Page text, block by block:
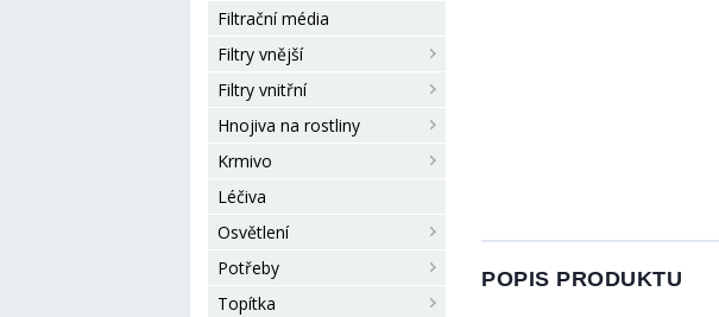
Filtrační média
Filtry vnější
Filtry vnitřní
Hnojiva na rostliny
Krmivo
Léčiva
Osvětlení
Potřeby
Topítka
POPIS PRODUKTU